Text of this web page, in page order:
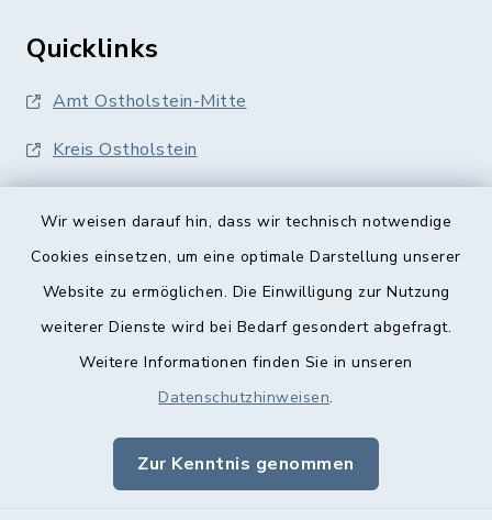
Wir weisen darauf hin, dass wir technisch notwendige
Cookies einsetzen, um eine optimale Darstellung unserer
Website zu ermöglichen. Die Einwilligung zur Nutzung
weiterer Dienste wird bei Bedarf gesondert abgefragt.
Weitere Informationen finden Sie in unseren
Datenschutzhinweisen.
Zur Kenntnis genommen
Quicklinks
Amt Ostholstein-Mitte
Kreis Ostholstein
Barrierefreiheit
Impressum